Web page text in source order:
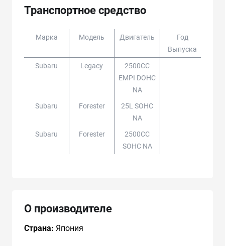
Транспортное средство
Марка Модель Двигатель
Год
Выпуска
Subaru Legacy
2500CC
EMPI DOHC
NA
Subaru
Forester
25L SOHC
NA
Subaru
Forester
2500CC
SOHC NA
О производителе
Страна: Япония